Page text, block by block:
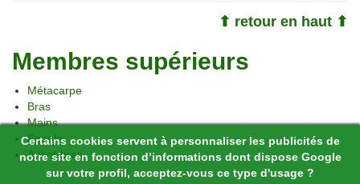
Certains cookies servent à personnaliser les publicités de
notre site en fonction d’informations dont dispose Google
sur votre profil, acceptez-vous ce type d'usage ?
⬆ retour en haut ⬆
Membres supérieurs
Métacarpe
Bras
Mains
Epaule
Avant-bras